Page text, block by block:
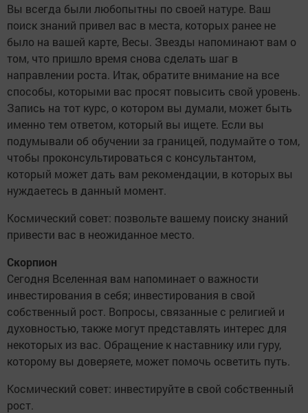
Вы всегда были любопытны по своей натуре. Ваш
поиск знаний привел вас в места, которых ранее не
было на вашей карте, Весы. Звезды напоминают вам о
том, что пришло время снова сделать шаг в
направлении роста. Итак, обратите внимание на все
способы, которыми вас просят повысить свой уровень.
Запись на тот курс, о котором вы думали, может быть
именно тем ответом, который вы ищете. Если вы
подумывали об обучении за границей, подумайте о том,
чтобы проконсультироваться с консультантом,
который может дать вам рекомендации, в которых вы
нуждаетесь в данный момент.
Космический совет: позвольте вашему поиску знаний
привести вас в неожиданное место.
Скорпион
Сегодня Вселенная вам напоминает о важности
инвестирования в себя; инвестирования в свой
собственный рост. Вопросы, связанные с религией и
духовностью, также могут представлять интерес для
некоторых из вас. Обращение к наставнику или гуру,
которому вы доверяете, может помочь осветить путь.
Космический совет: инвестируйте в свой собственный
рост.